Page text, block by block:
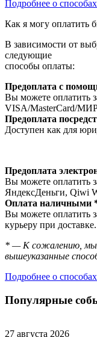
Подробнее о
Как я могу оплатить
В зависимости от
следующие
способы оплаты:
Предоплата с
Вы можете оплатить
VISA/MasterСard/
Предоплата
Доступен как для
Предоплата
Вы можете оплатить
ЯндексДеньги, Qiwi
Оплата наличными
Вы можете оплатить
курьеру при доставке.
* — К сожалению, мы
вышеуказанные
Подробнее о
Популярные
27 августа 2026